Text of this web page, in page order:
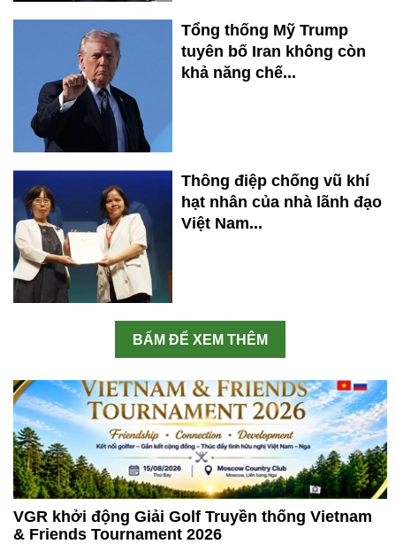
Tổng thống Mỹ Trump
tuyên bố Iran không còn
khả năng chế...
Thông điệp chống vũ khí
hạt nhân của nhà lãnh đạo
Việt Nam...
BẤM ĐỂ XEM THÊM
VGR khởi động Giải Golf Truyền thống Vietnam
& Friends Tournament 2026